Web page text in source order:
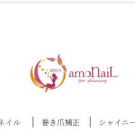
イル 巻き爪補正 シャイニ